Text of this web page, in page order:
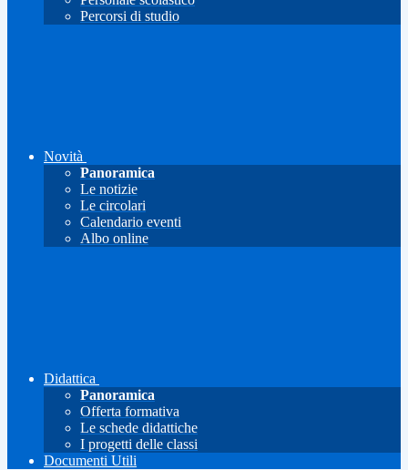
Percorsi di studio
Novità
Panoramica
Le notizie
Le circolari
Calendario eventi
Albo online
Didattica
Panoramica
Offerta formativa
Le schede didattiche
I progetti delle classi
Documenti Utili